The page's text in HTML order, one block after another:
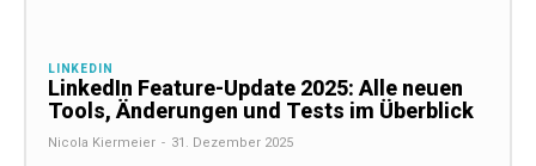
LINKEDIN
LinkedIn Feature-Update 2025: Alle neuen
Tools, Änderungen und Tests im Überblick
Nicola Kiermeier - 31. Dezember 2025